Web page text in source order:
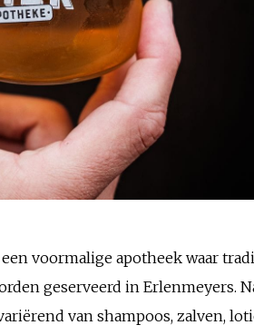
voormalige apotheek waar
geserveerd in Erlenmeyers.
van shampoos, zalven,